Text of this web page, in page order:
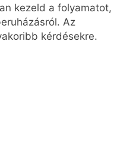
kezeld a folyamatot,
Az
kérdésekre.